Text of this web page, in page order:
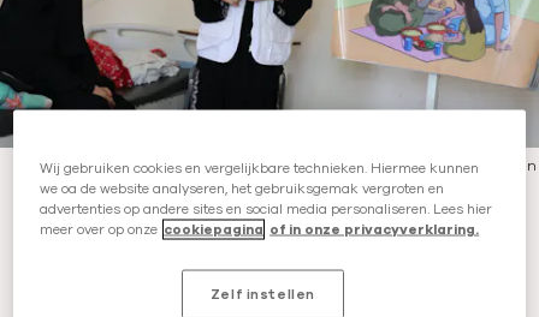
t
i
e
d
t
u
m
Gezondheidsvoorlichter Kafaa praat met moeders in de voedingkliniek van
ons moeder- en kindziekenhuis in Houban, Jemen.-©Nuha Haider
Ondervoeding: ‘complexer
dan een voedselschaarste’
Wij gebruiken cookies en vergelijkbare technieken. Hiermee kunnen
we oa de website analyseren, het gebruiksgemak vergroten en
advertenties op andere sites en social media personaliseren. Lees hier
meer over op onze cookiepagina of in onze privacyverklaring.
Zelf instellen